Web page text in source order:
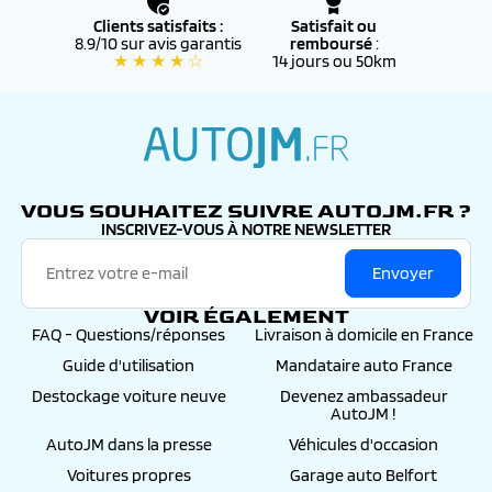
Clients satisfaits :
8.9/10 sur avis garantis
★ ★ ★ ★ ☆
Satisfait ou
remboursé:
14 jours ou 50km
VOUS SOUHAITEZ SUIVRE AUTOJM.FR ?
INSCRIVEZ-VOUS À NOTRE NEWSLETTER
Envoyer
VOIR ÉGALEMENT
FAQ - Questions/réponses
Livraison à domicile en France
Guide d'utilisation
Mandataire auto France
Destockage voiture neuve
Devenez ambassadeur
AutoJM !
AutoJM dans la presse
Véhicules d'occasion
Voitures propres
Garage auto Belfort